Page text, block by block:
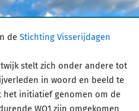
de Stichting Visserijdagen
stelt zich onder andere tot
in woord en beeld te
het initiatief genomen om de
WO1 zijn omgekomen